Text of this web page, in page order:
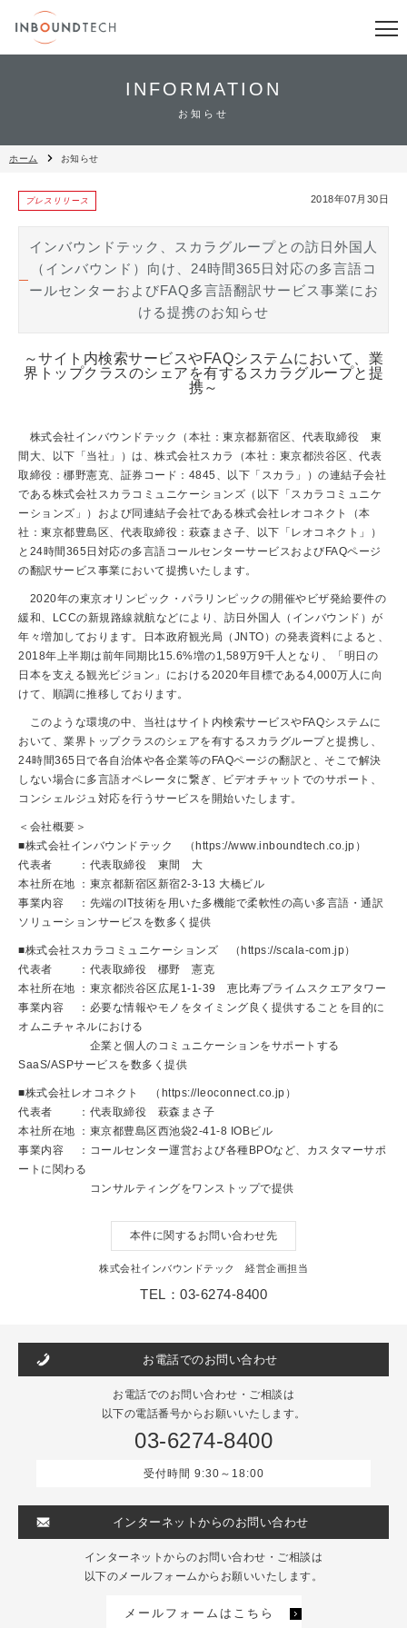
INFORMATION
お知らせ
ホーム お知らせ
プレスリリース 2018年07月30日
インバウンドテック、スカラグループとの訪日外国人
（インバウンド）向け、24時間365日対応の多言語コ
ールセンターおよびFAQ多言語翻訳サービス事業にお
ける提携のお知らせ
～サイト内検索サービスやFAQシステムにおいて、業
界トップクラスのシェアを有するスカラグループと提
携～
株式会社インバウンドテック（本社：東京都新宿区、代表取締役 東
間大、以下「当社」）は、株式会社スカラ（本社：東京都渋谷区、代表
取締役：梛野憲克、証券コード：4845、以下「スカラ」）の連結子会社
である株式会社スカラコミュニケーションズ（以下「スカラコミュニケ
ーションズ」）および同連結子会社である株式会社レオコネクト（本
社：東京都豊島区、代表取締役：萩森まさ子、以下「レオコネクト」）
と24時間365日対応の多言語コールセンターサービスおよびFAQページ
の翻訳サービス事業において提携いたします。
2020年の東京オリンピック・パラリンピックの開催やビザ発給要件の
緩和、LCCの新規路線就航などにより、訪日外国人（インバウンド）が
年々増加しております。日本政府観光局（JNTO）の発表資料によると、
2018年上半期は前年同期比15.6%増の1,589万9千人となり、「明日の
日本を支える観光ビジョン」における2020年目標である4,000万人に向
けて、順調に推移しております。
このような環境の中、当社はサイト内検索サービスやFAQシステムに
おいて、業界トップクラスのシェアを有するスカラグループと提携し、
24時間365日で各自治体や各企業等のFAQページの翻訳と、そこで解決
しない場合に多言語オペレータに繋ぎ、ビデオチャットでのサポート、
コンシェルジュ対応を行うサービスを開始いたします。
＜会社概要＞
■株式会社インバウンドテック （https://www.inboundtech.co.jp）
代表者 ：代表取締役 東間 大
本社所在地 ：東京都新宿区新宿2-3-13 大橋ビル
事業内容 ：先端のIT技術を用いた多機能で柔軟性の高い多言語・通訳
ソリューションサービスを数多く提供
■株式会社スカラコミュニケーションズ （https://scala-com.jp）
代表者 ：代表取締役 梛野 憲克
本社所在地 ：東京都渋谷区広尾1-1-39 恵比寿プライムスクエアタワー
事業内容 ：必要な情報やモノをタイミング良く提供することを目的に
オムニチャネルにおける
企業と個人のコミュニケーションをサポートする
SaaS/ASPサービスを数多く提供
■株式会社レオコネクト （https://leoconnect.co.jp）
代表者 ：代表取締役 萩森まさ子
本社所在地 ：東京都豊島区西池袋2-41-8 IOBビル
事業内容 ：コールセンター運営および各種BPOなど、カスタマーサポ
ートに関わる
コンサルティングをワンストップで提供
本件に関するお問い合わせ先
株式会社インバウンドテック 経営企画担当
TEL：03-6274-8400
お電話でのお問い合わせ
お電話でのお問い合わせ・ご相談は
以下の電話番号からお願いいたします。
受付時間 9:30～18:00
03-6274-8400
インターネットからのお問い合わせ
インターネットからのお問い合わせ・ご相談は
以下のメールフォームからお願いいたします。
メールフォームはこちら